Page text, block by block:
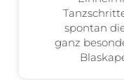
spontan
ganz